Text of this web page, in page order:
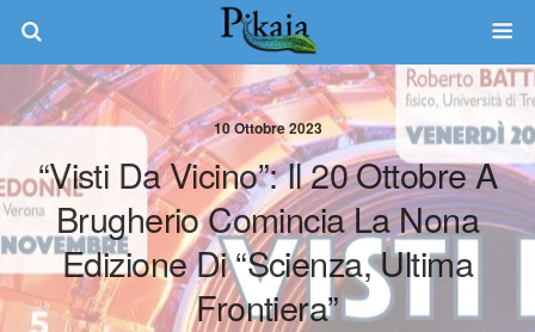
10 Ottobre 2023
“Visti Da Vicino”: Il 20 Ottobre A
Brugherio Comincia La Nona
Edizione Di “Scienza, Ultima
Frontiera”